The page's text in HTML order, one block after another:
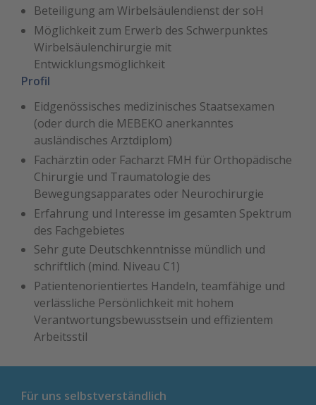
Beteiligung am Wirbelsäulendienst der soH
Möglichkeit zum Erwerb des Schwerpunktes
Wirbelsäulenchirurgie mit
Entwicklungsmöglichkeit
Profil
Eidgenössisches medizinisches Staatsexamen
(oder durch die MEBEKO anerkanntes
ausländisches Arztdiplom)
Fachärztin oder Facharzt FMH für Orthopädische
Chirurgie und Traumatologie des
Bewegungsapparates oder Neurochirurgie
Erfahrung und Interesse im gesamten Spektrum
des Fachgebietes
Sehr gute Deutschkenntnisse mündlich und
schriftlich (mind. Niveau C1)
Patientenorientiertes Handeln, teamfähige und
verlässliche Persönlichkeit mit hohem
Verantwortungsbewusstsein und effizientem
Arbeitsstil
Für uns selbstverständlich